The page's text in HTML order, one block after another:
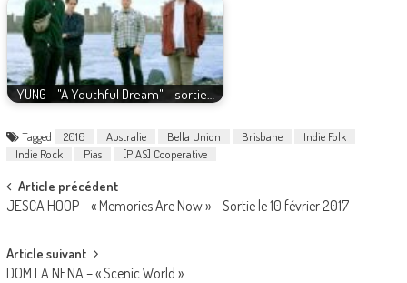
YUNG - "A Youthful Dream" - sortie…
Tagged 2016 Australie Bella Union Brisbane
Indie Folk
Indie Rock
Pias [PIAS] Cooperative
Post
navigation
Article précédent
JESCA HOOP – « Memories Are Now » – Sortie le 10 février 2017
Article suivant
DOM LA NENA – « Scenic World »